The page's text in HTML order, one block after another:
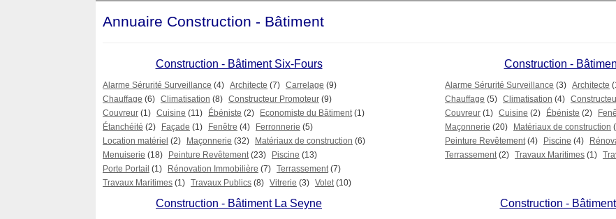
Annuaire Construction - Bâtiment
Construction - Bâtiment Six-Fours
Alarme Sérurité Surveillance (4) Architecte (7) Carrelage (9)
Chauffage (6) Climatisation (8) Constructeur Promoteur (9)
Couvreur (1) Cuisine (11) Ébéniste (2) Economiste du Bâtiment (1)
Étanchéité (2) Façade (1) Fenêtre (4) Ferronnerie (5)
Location matériel (2) Maçonnerie (32) Matériaux de construction (6)
Menuiserie (18) Peinture Revêtement (23) Piscine (13)
Porte Portail (1) Rénovation Immobilière (7) Terrassement (7)
Travaux Maritimes (1) Travaux Publics (8) Vitrerie (3) Volet (10)
Construction -
Alarme Sérurité Surveillance (3) Architecte
Chauffage (5) Climatisation (4)
Couvreur (1) Cuisine (2) Ébéniste (2)
Maçonnerie (20) Matériaux de construction
Peinture Revêtement (4) Piscine (4)
Terrassement (2) Travaux Maritimes (1)
Construction - Bâtiment La Seyne Construction -